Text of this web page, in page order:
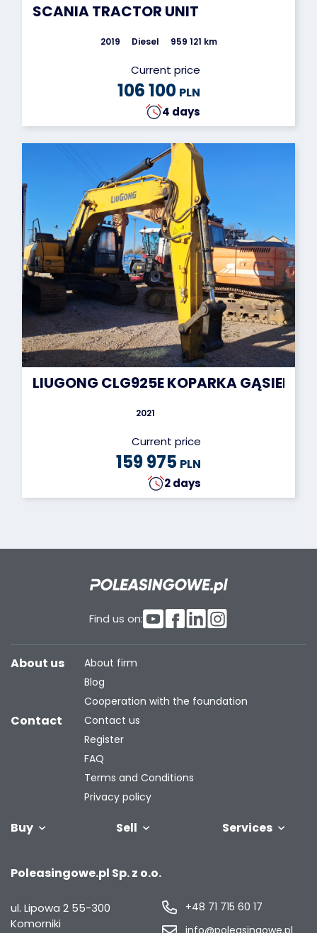
SCANIA TRACTOR UNIT
2019 Diesel 959 121 km
Current price
106 100 PLN
4 days
LIUGONG CLG925E KOPARKA
2021
Current price
159 975 PLN
2 days
Find us on:
Buy Sell
your fleet
Services
About us
About firm
Blog
Cooperation with the foundation
Contact
Contact us
Register
FAQ
Terms and Conditions
Privacy policy
Poleasingowe.pl Sp. z o.o.
ul. Lipowa 2 55-300
Komorniki
+48 71 715 60 17
info@poleasingowe.pl